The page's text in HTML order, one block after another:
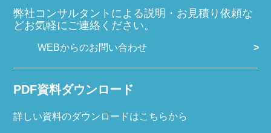
弊社コンサルタントによる説明・お見積り依頼な
どお気軽にご連絡ください。
WEBからのお問い合わせ
PDF資料ダウンロード
詳しい資料のダウンロードはこちらから